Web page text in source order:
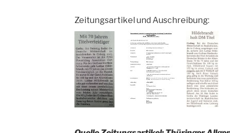
Zeitungsartikel und Auschreibung: